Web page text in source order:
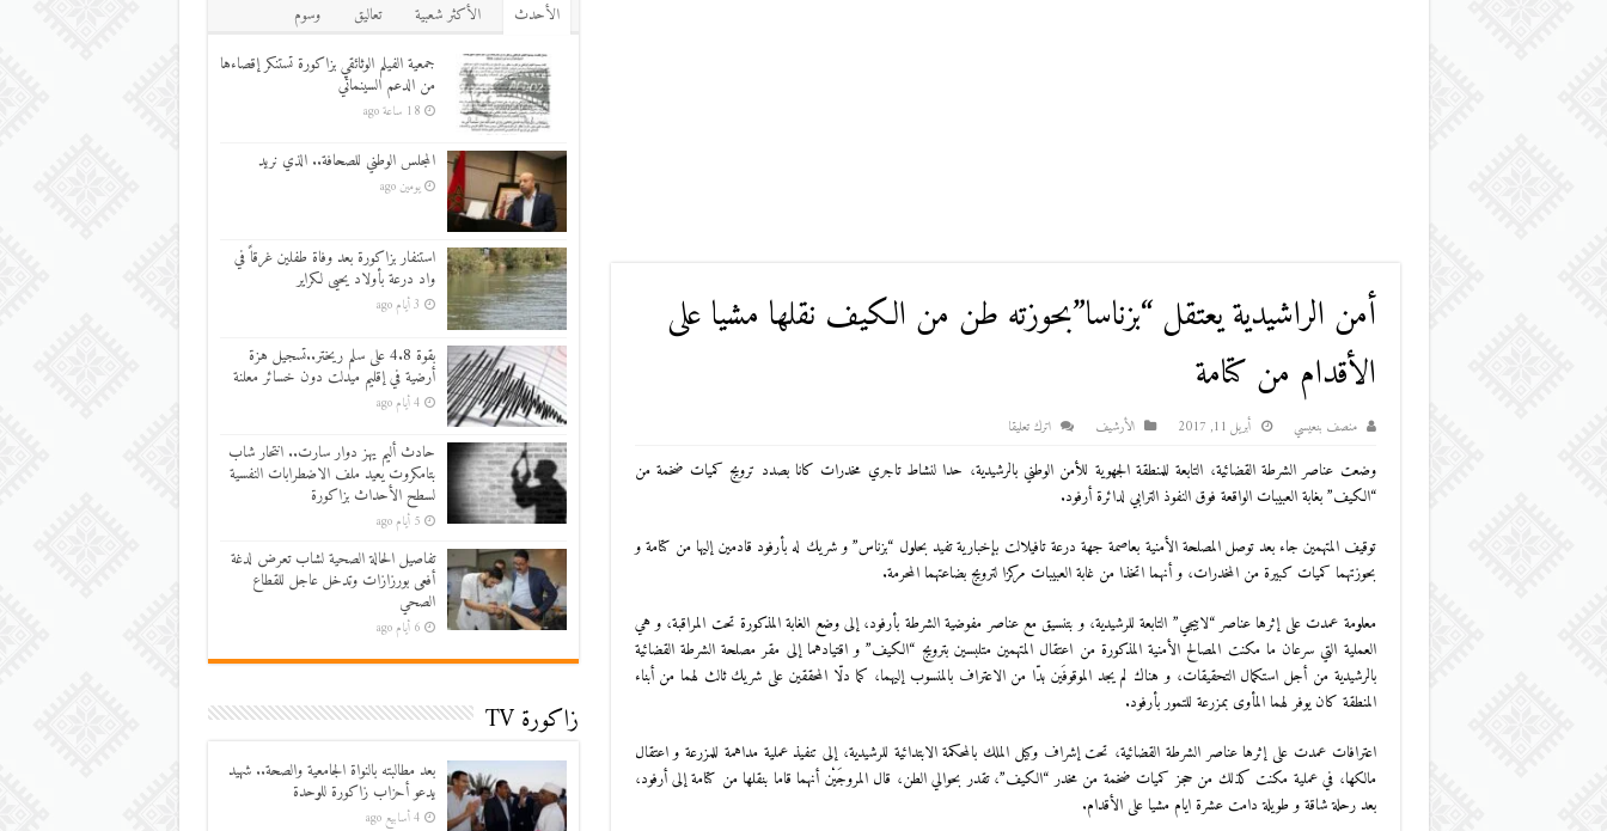
أمن الراشيدية يعتقل “بزناسا”بحوزته طن من الكيف نقلها مشيا على
الأقدام من كتامة
منصف بنعيسي أبريل 11, 2017 اﻷرشيف اترك تعليقا
وضعت عناصر الشرطة القضائية، التابعة للمنطقة الجهوية للأمن الوطني بالرشيدية، حدا لنشاط تاجري مخدرات كانا بصدد ترويج كميات ضخمة من
“الكيف” بغابة العبيبات الواقعة فوق النفوذ الترابي لدائرة أرفود.
توقيف المتهمين جاء بعد توصل المصلحة الأمنية بعاصمة جهة درعة تافيلالت بإخبارية تفيد بحلول “بزناس” و شريك له بأرفود قادمين إليها من كتامة و
بحوزتهما كميات كبيرة من المخدرات، و أنهما اتخذا من غابة العبيبات مركزا لترويج بضاعتهما المحرمة.
معلومة عمدت على إثرها عناصر “لابيجي” التابعة للرشيدية، و بتنسيق مع عناصر مفوضية الشرطة بأرفود، إلى وضع الغابة المذكورة تحت المراقبة، و هي
العملية التي سرعان ما مكنت المصالح الأمنية المذكورة من اعتقال المتهمين متلبسين بترويج “الكيف” و اقتيادهما إلى مقر مصلحة الشرطة القضائية
بالرشيدية من أجل استكمال التحقيقات، و هناك لم يجد الموقوفَين بدّا من الاعتراف بالمنسوب إليهما، كما دلّا المحققين على شريك ثالث لهما من أبناء
المنطقة كان يوفر لهما المأوى بمزرعة للتمور بأرفود.
اعترافات عمدت على إثرها عناصر الشرطة القضائية، تحت إشراف وكيل الملك بالمحكمة الابتدائية للرشيدية، إلى تنفيذ عملية مداهمة للمزرعة و اعتقال
مالكها، في عملية مكنت كذلك من حجز كميات ضخمة من مخدر “الكيف”، تقدر بحوالي الطن، قال المروجَيْن أنهما قاما بنقلها من كتامة إلى أرفود،
بعد رحلة شاقة و طويلة دامت عشرة ايام مشيا على الأقدام.
اﻷحدث اﻷكثر شعبية تعاليق
وسوم
جمعية الفيلم الوثائقي بزاكورة تستنكر إقصاءها
من الدعم السينمائي
18 ساعة ago
المجلس الوطني للصحافة.. الذي نريد
يومين ago
استنفار بزاكورة بعد وفاة طفلين غرقاً في
واد درعة بأولاد يحيى لكراير
3 أيام ago
بقوة 4.8 على سلم ريختر..تسجيل هزة
أرضية في إقليم ميدلت دون خسائر معلنة
4 أيام ago
حادث أليم يهز دوار سارت.. انتحار شاب
بتامكروت يعيد ملف الاضطرابات النفسية
لسطح الأحداث بزاكورة
5 أيام ago
تفاصيل الحالة الصحية لشاب تعرض لدغة
أفعى بورزازات وتدخل عاجل للقطاع
الصحي
6 أيام ago
زاكورة TV
بعد مطالبته بالنواة الجامعية والصحة.. شهيد
يدعو أحزاب زاكورة للوحدة
4 أسابيع ago